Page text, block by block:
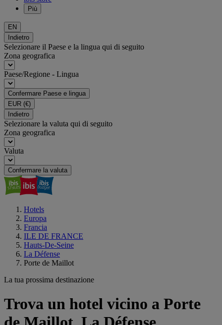
Più
EN
Indietro
Selezionare il Paese e la lingua qui di seguito
Zona geografica
Paese/Regione - Lingua
Confermare Paese e lingua
EUR (€)
Indietro
Selezionare la valuta qui di seguito
Zona geografica
Valuta
Confermare la valuta
Hotels
Europa
Francia
ILE DE FRANCE
Hauts-De-Seine
La Défense
Porte de Maillot
La tua prossima destinazione
Trova un hotel vicino a Porte